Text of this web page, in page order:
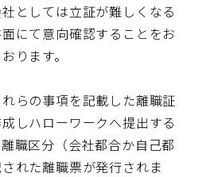
としては立証が難しくなる
にて意向確認することをお
ります。
らの事項を記載した離職証
しハローワークへ提出する
職区分（会社都合か自己都
れた離職票が発行されま